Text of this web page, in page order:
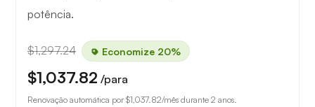
potência.
$1,297.24 Economize 20%
$1,037.82 /para
Renovação automática por $1,037.82/mês durante 2 anos.